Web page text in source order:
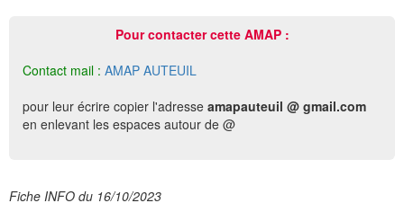
Pour contacter cette AMAP :
Contact mail : AMAP AUTEUIL
pour leur écrire copier l'adresse amapauteuil @ gmail.com
en enlevant les espaces autour de @
Fiche INFO du 16/10/2023